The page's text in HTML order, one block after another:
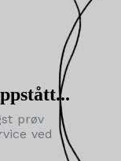
prøv
ved